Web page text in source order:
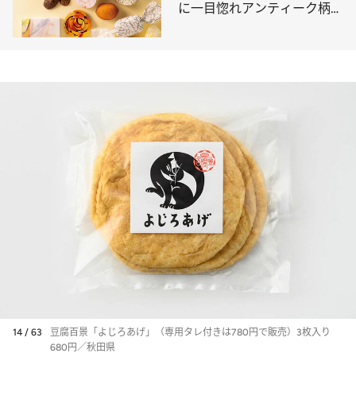
に一目惚れアンティーク柄、
14 / 63
豆腐百景「よじろあげ」（専用タレ付きは780円で販売）3枚入り
680円／秋田県